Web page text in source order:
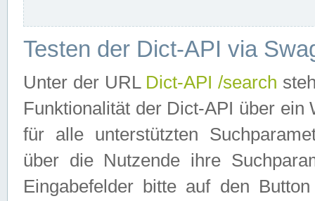
Testen der Dict-API via
Unter der URL Dict-API /search
Funktionalität der Dict-API über
für alle unterstützten
über die Nutzende ihre
Eingabefelder bitte auf den